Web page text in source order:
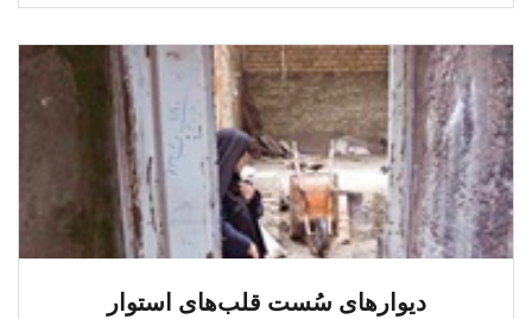
دیوار‌های سُست قلب‌های استوار